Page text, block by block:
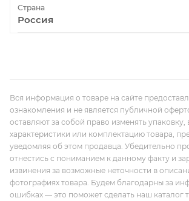
Страна
Россия
Вся информация о товаре на сайте
ознакомления и не является публичной
оставляют за собой право изменять упаковку,
характеристики или комплектацию товара,
уведомляя об этом продавца. Убедительно
отнестись с пониманием к данному факту и
извинения за возможные неточности в
фотографиях товара. Будем благодарны за
ошибках — это поможет сделать наш каталог